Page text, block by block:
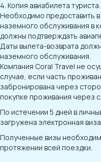
4. Копия авиабилета туриста.
Необходимо предоставить
наземного обслуживания в
должны подтверждать
Даты вылета-возврата
наземного обслуживания.
Компания Coral Travel не
случае, если часть
забронирована через
покупке проживания через
По истечении 5 дней в
загружена электронная
Полученные визы
протяжении всей поездки.